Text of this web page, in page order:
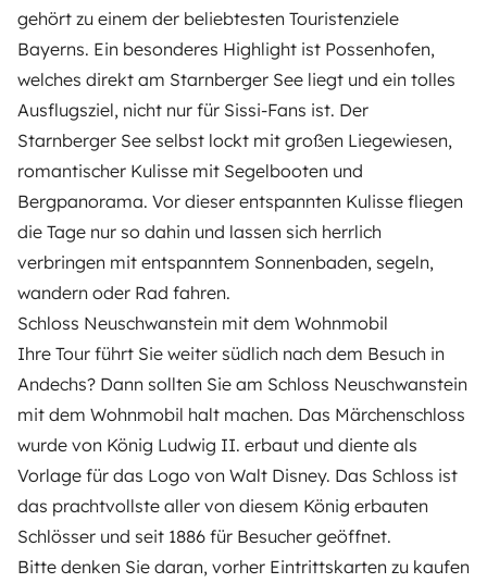
gehört zu einem der beliebtesten Touristenziele
Bayerns. Ein besonderes Highlight ist Possenhofen,
welches direkt am Starnberger See liegt und ein tolles
Ausflugsziel, nicht nur für Sissi-Fans ist. Der
Starnberger See selbst lockt mit großen Liegewiesen,
romantischer Kulisse mit Segelbooten und
Bergpanorama. Vor dieser entspannten Kulisse fliegen
die Tage nur so dahin und lassen sich herrlich
verbringen mit entspanntem Sonnenbaden, segeln,
wandern oder Rad fahren.
Schloss Neuschwanstein mit dem Wohnmobil
Ihre Tour führt Sie weiter südlich nach dem Besuch in
Andechs? Dann sollten Sie am Schloss Neuschwanstein
mit dem Wohnmobil halt machen. Das Märchenschloss
wurde von König Ludwig II. erbaut und diente als
Vorlage für das Logo von Walt Disney. Das Schloss ist
das prachtvollste aller von diesem König erbauten
Schlösser und seit 1886 für Besucher geöffnet.
Bitte denken Sie daran, vorher Eintrittskarten zu kaufen